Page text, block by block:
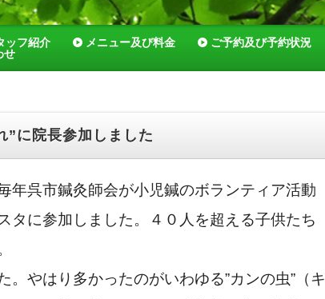
ッフ紹介 メニュー及び料金 ご予約及び予約状況
せ
”に院長参加しました
年呉市鍼灸師会が小児鍼のボランティア活動
タに参加しました。４０人を超える子供たち
。やはり多かったのがいわゆる”カンの虫”（キ